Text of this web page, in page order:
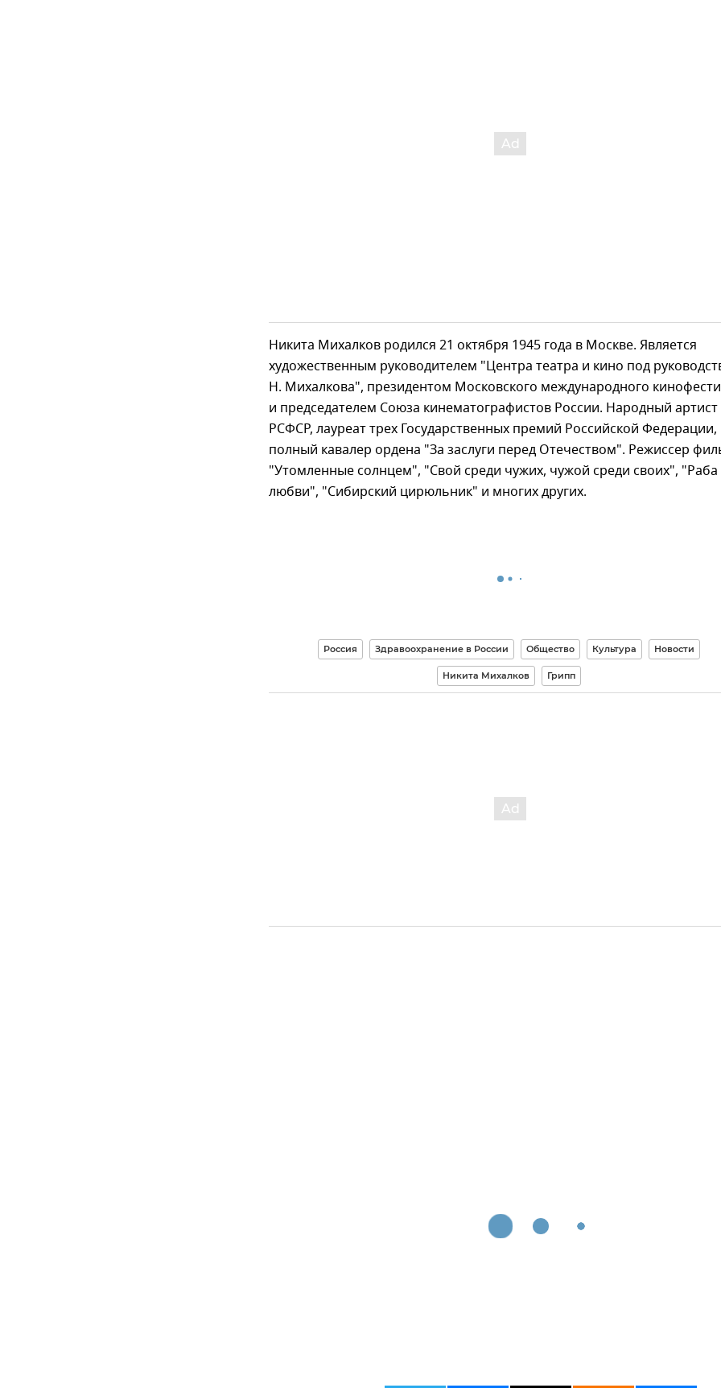
Никита Михалков родился 21 октября 1945 года в Москве. Является
художественным руководителем "Центра театра и кино под
Н. Михалкова", президентом Московского международного
и председателем Союза кинематографистов России. Народный артист
РСФСР, лауреат трех Государственных премий Российской Федерации,
полный кавалер ордена "За заслуги перед Отечеством". Режиссер
"Утомленные солнцем", "Свой среди чужих, чужой среди своих", "Раба
любви", "Сибирский цирюльник" и многих других.
Россия Здравоохранение в России Общество Культура Новости
Никита Михалков Грипп